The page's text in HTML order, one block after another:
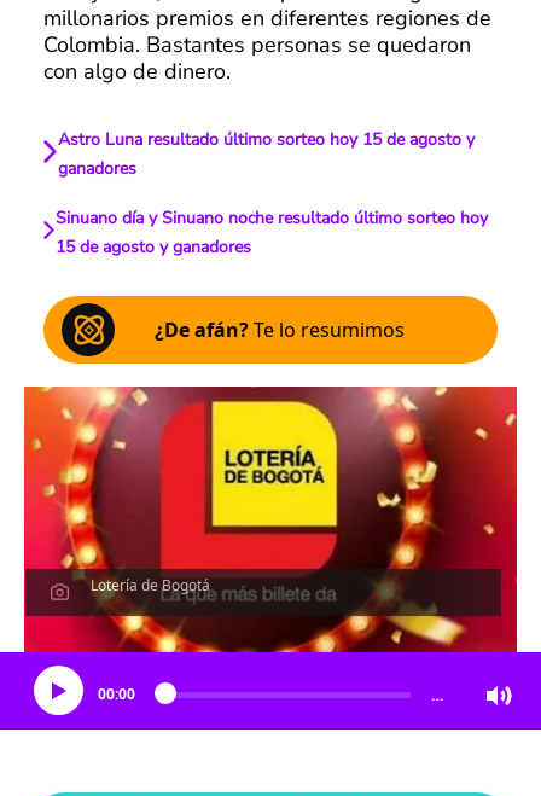
millonarios premios en diferentes regiones de
Colombia. Bastantes personas se quedaron
con algo de dinero.
Astro Luna resultado último sorteo hoy 15 de agosto y
ganadores
Sinuano día y Sinuano noche resultado último sorteo hoy
15 de agosto y ganadores
¿De afán?Te lo resumimos
Lotería de Bogotá
Escucha el artículo
00:00 …